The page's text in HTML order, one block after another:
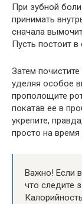
При зубной
принимать
сначала
Пусть постоит
Затем
уделяя особое
прополощите
покатав ее в
укрепите,
просто на
Важно! Если
что следите